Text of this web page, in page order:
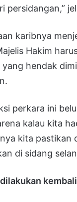
persidangan,”
karibnya
Hakim
yang hendak
perkara ini
kalau kita
kita pastikan
di sidang